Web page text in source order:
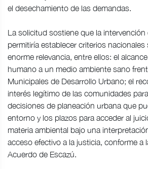
el desechamiento de las demandas.
La solicitud sostiene que la
permitiría establecer criterios
enorme relevancia, entre ellos: el
humano a un medio ambiente sano
Municipales de Desarrollo Urbano; el
interés legítimo de las comunidades
decisiones de planeación urbana que
entorno y los plazos para acceder al
materia ambiental bajo una
acceso efectivo a la justicia, conforme a
Acuerdo de Escazú.